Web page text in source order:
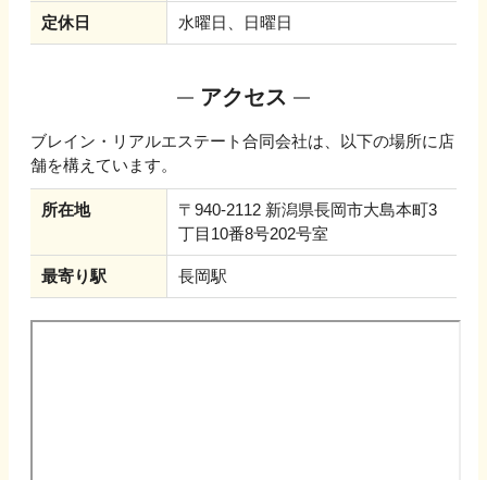
定休日 水曜日、日曜日
アクセス
ブレイン・リアルエステート合同会社は、以下の場所に店
舗を構えています。
所在地
〒940-2112 新潟県長岡市大島本町3
丁目10番8号202号室
最寄り駅 長岡駅